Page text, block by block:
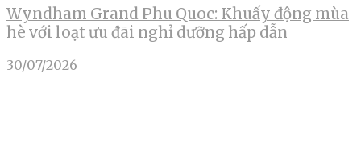
Wyndham Grand Phu Quoc: Khuấy động mùa
hè với loạt ưu đãi nghỉ dưỡng hấp dẫn
30/07/2026